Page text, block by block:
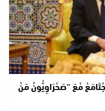
مْعَ “صَحْرَاوِيُّونْ مَنْ